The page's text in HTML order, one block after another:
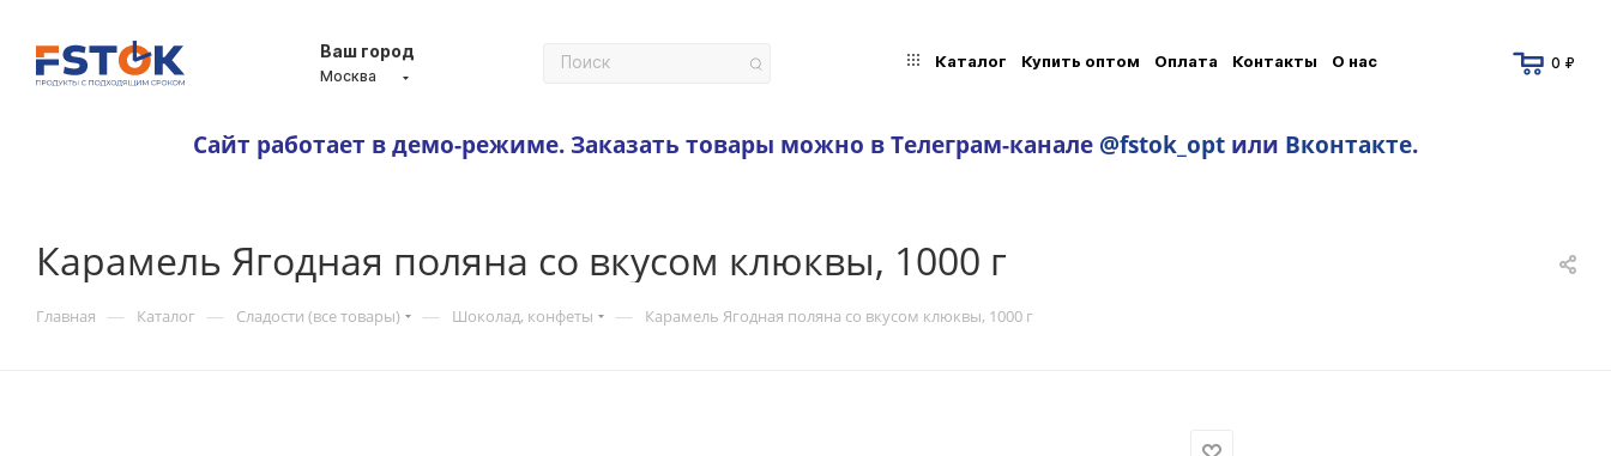
Ваш город
Москва
Каталог Купить оптом Оплата Контакты О нас 0 ₽
Сайт работает в демо-режиме. Заказать товары можно в Телеграм-канале @fstok_opt или Вконтакте.
Карамель Ягодная поляна со вкусом клюквы, 1000 г
Главная — Каталог — Сладости (все товары) — Шоколад, конфеты — Карамель Ягодная поляна со вкусом клюквы, 1000 г